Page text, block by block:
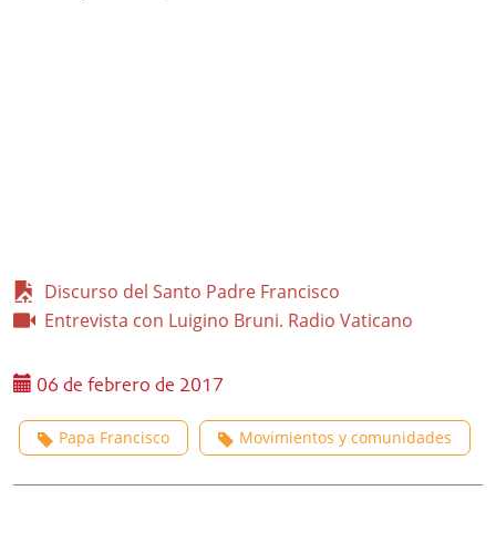
Discurso del Santo Padre Francisco
Entrevista con Luigino Bruni. Radio Vaticano
06 de febrero de 2017
Papa Francisco Movimientos y comunidades